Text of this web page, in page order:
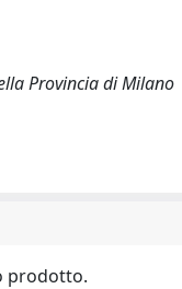
Provincia di Milano
prodotto.